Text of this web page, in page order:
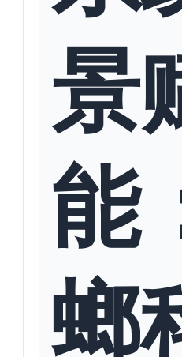
景
能
螂